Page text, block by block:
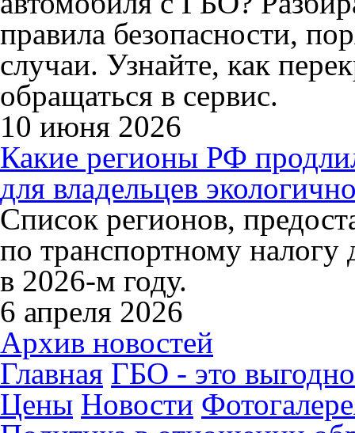
правила безопасности,
случаи. Узнайте, как
обращаться в сервис.
10 июня 2026
Какие регионы РФ
для владельцев
Список регионов,
по транспортному налогу
в 2026-м году.
6 апреля 2026
Архив новостей
Главная ГБО - это
Цены Новости